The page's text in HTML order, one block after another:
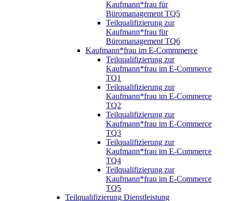
Kaufmann*frau für
Büromanagement TQ5
Teilqualifizierung zur
Kaufmann*frau für
Büromanagement TQ6
Kaufmann*frau im E-Commmerce
Teilqualifizierung zur
Kaufmann*frau im E-Commerce
TQ1
Teilqualifizierung zur
Kaufmann*frau im E-Commerce
TQ2
Teilqualifizierung zur
Kaufmann*frau im E-Commerce
TQ3
Teilqualifizierung zur
Kaufmann*frau im E-Commerce
TQ4
Teilqualifizierung zur
Kaufmann*frau im E-Commerce
TQ5
Teilqualifizierung Dienstleistung